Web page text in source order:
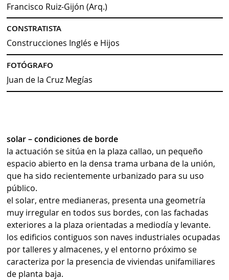
Francisco Ruiz-Gijón (Arq.)
CONSTRATISTA
Construcciones Inglés e Hijos
FOTÓGRAFO
Juan de la Cruz Megías
solar – condiciones de borde
la actuación se sitúa en la plaza callao, un pequeño
espacio abierto en la densa trama urbana de la unión,
que ha sido recientemente urbanizado para su uso
público.
el solar, entre medianeras, presenta una geometría
muy irregular en todos sus bordes, con las fachadas
exteriores a la plaza orientadas a mediodía y levante.
los edificios contiguos son naves industriales ocupadas
por talleres y almacenes, y el entorno próximo se
caracteriza por la presencia de viviendas unifamiliares
de planta baja.